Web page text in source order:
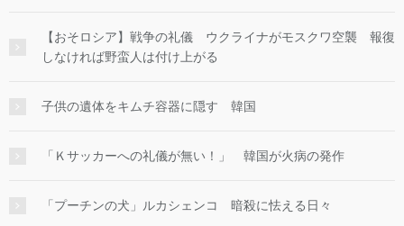
【おそロシア】戦争の礼儀 ウクライナがモスクワ空襲 報復
しなければ野蛮人は付け上がる
子供の遺体をキムチ容器に隠す 韓国
「Ｋサッカーへの礼儀が無い！」 韓国が火病の発作
「プーチンの犬」ルカシェンコ 暗殺に怯える日々